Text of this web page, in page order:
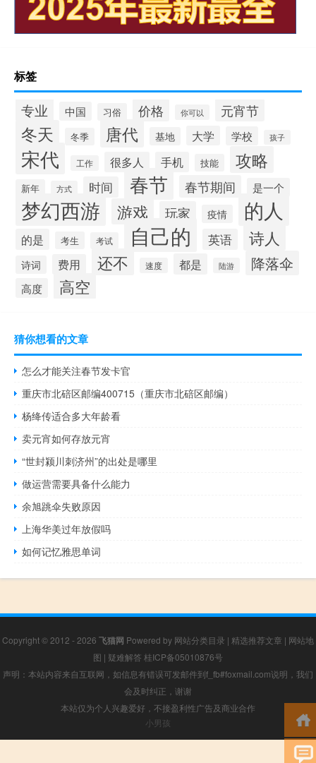
标签
专业 中国 习俗 价格 你可以 元宵节
冬天 冬季 唐代 基地 大学 学校 孩子
宋代 工作 很多人 手机 技能 攻略
新年 方式 时间 春节 春节期间 是一个
梦幻西游 游戏 玩家 疫情 的人
的是 考生 考试 自己的 英语 诗人
诗词 费用 还不 速度 都是 陆游 降落伞
高度 高空
猜你想看的文章
怎么才能关注春节发卡官
重庆市北碚区邮编400715（重庆市北碚区邮编）
杨绛传适合多大年龄看
卖元宵如何存放元宵
“世封颍川刺济州”的出处是哪里
做运营需要具备什么能力
余旭跳伞失败原因
上海华美过年放假吗
如何记忆雅思单词
Copyright © 2012 - 2026 飞猫网 Powered by 网站分类目录 | 精选推荐文章 | 网站地
图 | 疑难解答 桂ICP备05010876号
声明：本站内容来自互联网，如信息有错误可发邮件到f_fb#foxmail.com说明，我们
会及时纠正，谢谢
本站仅为个人兴趣爱好，不接盈利性广告及商业合作
小男孩